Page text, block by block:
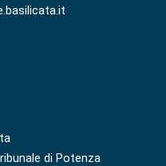
di Potenza